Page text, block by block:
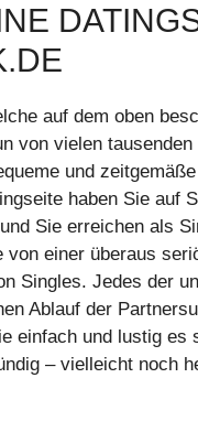
auf dem oben
von vielen tausenden
und
haben Sie auf
Sie erreichen als
einer überaus
Singles. Jedes der
Ablauf der
einfach und lustig
– vielleicht noch